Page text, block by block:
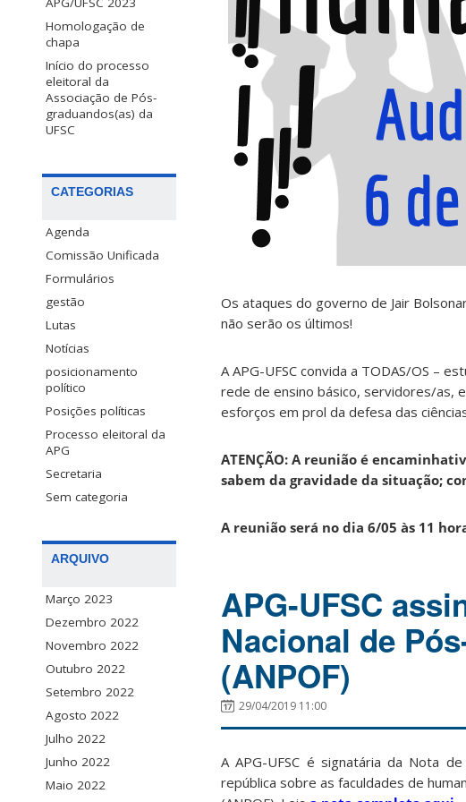
Homologação de
chapa
Início do processo
eleitoral da
Associação de Pós-
graduandos(as) da
UFSC
CATEGORIAS
Agenda
Comissão Unificada
Formulários
gestão
Lutas
Notícias
posicionamento
político
Posições políticas
Processo eleitoral da
APG
Secretaria
Sem categoria
ARQUIVO
Março 2023
Dezembro 2022
Novembro 2022
Outubro 2022
Setembro 2022
Agosto 2022
Julho 2022
Junho 2022
Maio 2022
Os ataques do governo de Jair
não serão os últimos!
A APG-UFSC convida a TODAS/OS –
rede de ensino básico, servidores/as,
esforços em prol da defesa das
ATENÇÃO: A reunião é
sabem da gravidade da situação;
A reunião será no dia 6/05 às 11
APG-UFSC
Nacional de
(ANPOF)
29/04/2019 11:00
A APG-UFSC é signatária da Nota
república sobre as faculdades de